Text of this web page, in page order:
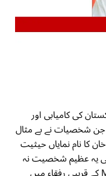
کی کامیابی اور
جن شخصیات نے بے مثال
کا نام نمایاں حیثیت
یہ عظیم شخصیت نہ